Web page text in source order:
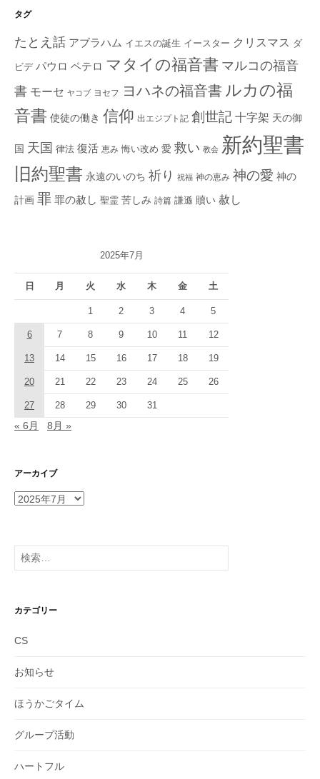
タグ
たとえ話 アブラハム イエスの誕生 イースター クリスマス ダ
ビデ パウロ ペテロ マタイの福音書 マルコの福音
書 モーセ ヤコブ ヨセフ ヨハネの福音書 ルカの福
音書 使徒の働き 信仰 出エジプト記 創世記 十字架 天の御
国 天国 律法 復活 恵み 悔い改め 愛 救い 教会 新約聖書
旧約聖書 永遠のいのち 祈り 祝福 神の恵み 神の愛 神の
計画 罪 罪の赦し 聖霊 苦しみ 詩篇 謙遜 贖い 赦し
2025年7月
日 月 火 水 木 金 土
1 2 3 4 5
6 7 8 9 10 11 12
13 14 15 16 17 18 19
20 21 22 23 24 25 26
27 28 29 30 31
« 6月 8月 »
アーカイブ
ア
イ
ブ
検
索:
カテゴリー
CS
お知らせ
ほうかごタイム
グループ活動
ハートフル